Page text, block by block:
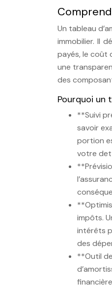
Un tableau
immobilier. Il
payés, le coût
une
des
Pourquoi un
**Suivi
savoir
portion
votre
impôts.
intérêts
des
**Outil